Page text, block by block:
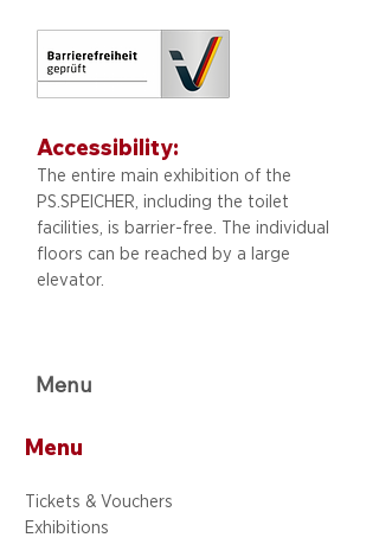
Accessibility:
The entire main exhibition of the
PS.SPEICHER, including the toilet
facilities, is barrier-free. The individual
floors can be reached by a large
elevator.
Menu
Menu
Tickets & Vouchers
Exhibitions